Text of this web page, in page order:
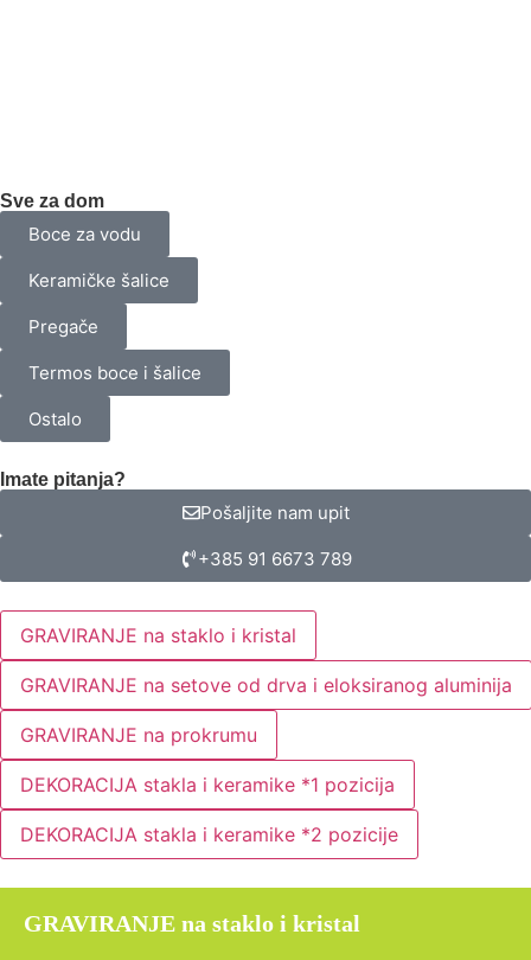
Sve za dom
Boce za vodu
Keramičke šalice
Pregače
Termos boce i šalice
Ostalo
Imate pitanja?
Pošaljite nam upit
+385 91 6673 789
GRAVIRANJE na staklo i kristal
GRAVIRANJE na setove od drva i eloksiranog aluminija
GRAVIRANJE na prokrumu
DEKORACIJA stakla i keramike *1 pozicija
DEKORACIJA stakla i keramike *2 pozicije
GRAVIRANJE na staklo i kristal